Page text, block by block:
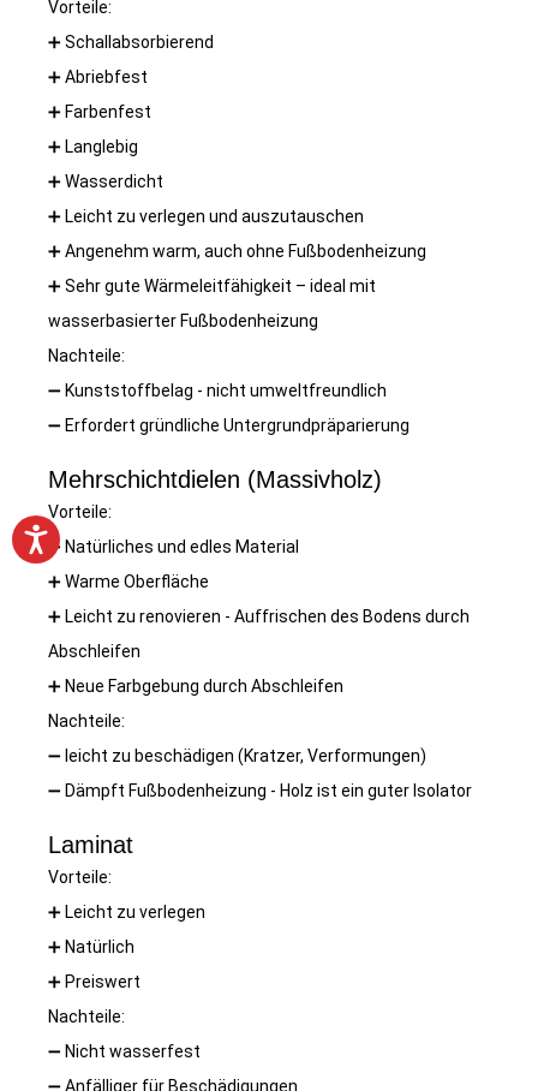
Vorteile:
➕Schallabsorbierend
➕Abriebfest
➕ Farbenfest
➕ Langlebig
➕Wasserdicht
➕ Leicht zu verlegen und auszutauschen
➕Angenehm warm, auch ohne Fußbodenheizung
➕Sehr gute Wärmeleitfähigkeit – ideal mit
wasserbasierter Fußbodenheizung
Nachteile:
➖ Kunststoffbelag - nicht umweltfreundlich
➖ Erfordert gründliche Untergrundpräparierung
Mehrschichtdielen (Massivholz)
Vorteile:
➕ Natürliches und edles Material
➕Warme Oberfläche
➕ Leicht zu renovieren - Auffrischen des Bodens durch
Abschleifen
➕ Neue Farbgebung durch Abschleifen
Nachteile:
➖ leicht zu beschädigen (Kratzer, Verformungen)
➖ Dämpft Fußbodenheizung - Holz ist ein guter Isolator
Laminat
Vorteile:
➕ Leicht zu verlegen
➕ Natürlich
➕ Preiswert
Nachteile:
➖ Nicht wasserfest
➖Anfälliger für Beschädigungen